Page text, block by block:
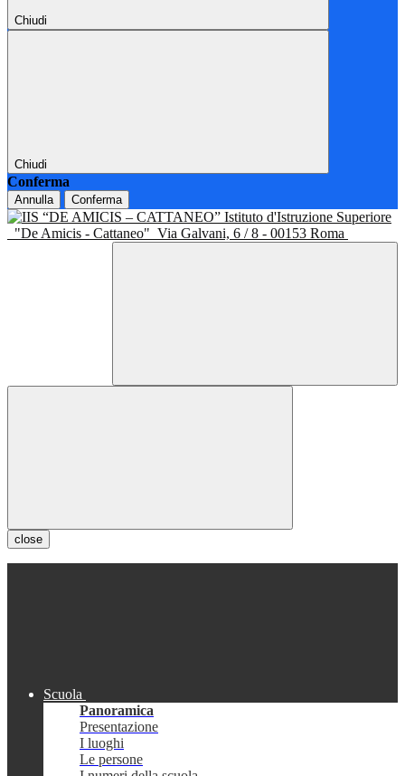
Chiudi
Chiudi
Conferma
Annulla Conferma
Istituto d'Istruzione Superiore
"De Amicis - Cattaneo" Via Galvani, 6 / 8 - 00153 Roma
close
Scuola
Panoramica
Presentazione
I luoghi
Le persone